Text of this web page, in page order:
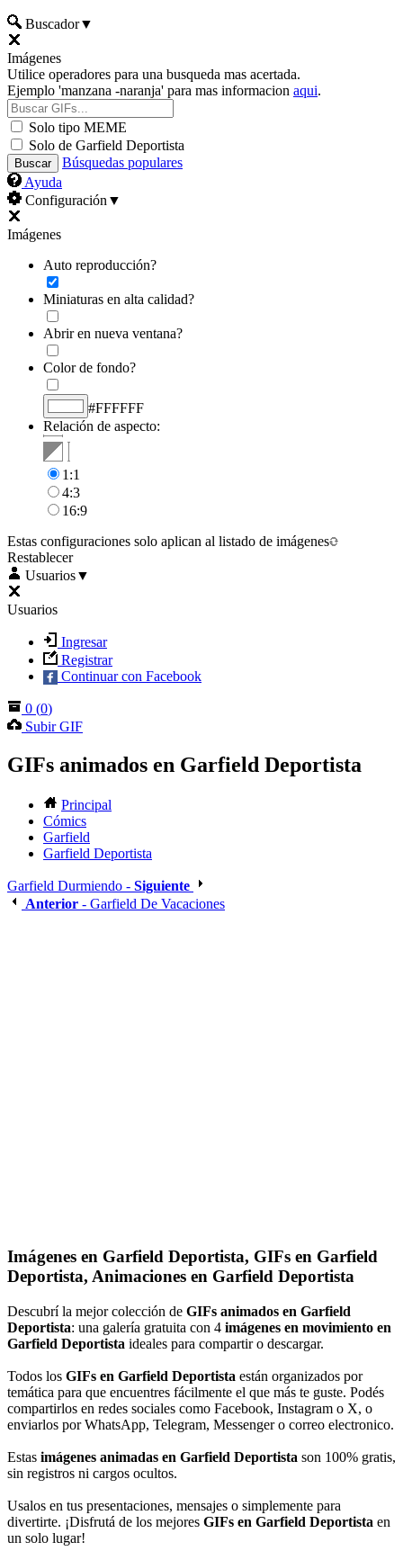
Buscador▼
Imágenes
Utilice operadores para una busqueda mas acertada.
Ejemplo 'manzana -naranja' para mas informacion aqui.
Solo tipo MEME
Solo de Garfield Deportista
Búsquedas populares
Ayuda
Configuración ▼
Imágenes
Auto reproducción?
Miniaturas en alta calidad?
Abrir en nueva ventana?
Color de fondo?
#FFFFFF
Relación de aspecto:
1:1
4:3
16:9
Estas configuraciones solo aplican al listado de imágenes
Restablecer
Usuarios▼
Usuarios
Ingresar
Registrar
Continuar con Facebook
0 (0)
Subir GIF
GIFs animados en Garfield Deportista
Principal
Cómics
Garfield
Garfield Deportista
Garfield Durmiendo - Siguiente
Anterior - Garfield De Vacaciones
Imágenes en Garfield Deportista, GIFs en Garfield
Deportista, Animaciones en Garfield Deportista
Descubrí la mejor colección de GIFs animados en Garfield
Deportista: una galería gratuita con 4 imágenes en movimiento en
Garfield Deportista ideales para compartir o descargar.
Todos los GIFs en Garfield Deportista están organizados por
temática para que encuentres fácilmente el que más te guste. Podés
compartirlos en redes sociales como Facebook, Instagram o X, o
enviarlos por WhatsApp, Telegram, Messenger o correo electronico.
Estas imágenes animadas en Garfield Deportista son 100% gratis,
sin registros ni cargos ocultos.
Usalos en tus presentaciones, mensajes o simplemente para
divertirte. ¡Disfrutá de los mejores GIFs en Garfield Deportista en
un solo lugar!